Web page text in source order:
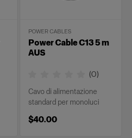
POWER CABLES
Power Cable C13 5 m
AUS
(0)
Cavo di alimentazione
standard per monoluci
$40.00